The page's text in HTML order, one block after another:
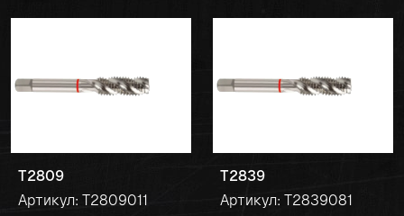
T2809
Артикул: T2809011
T2839
Артикул: T2839081